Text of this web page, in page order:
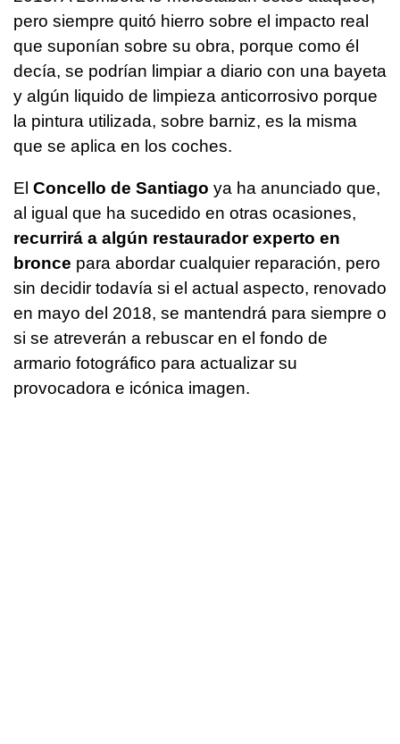
pero siempre quitó hierro sobre el impacto real
que suponían sobre su obra, porque como él
decía, se podrían limpiar a diario con una bayeta
y algún liquido de limpieza anticorrosivo porque
la pintura utilizada, sobre barniz, es la misma
que se aplica en los coches.
El Concello de Santiago ya ha anunciado que,
al igual que ha sucedido en otras ocasiones,
recurrirá a algún restaurador experto en
bronce para abordar cualquier reparación, pero
sin decidir todavía si el actual aspecto, renovado
en mayo del 2018, se mantendrá para siempre o
si se atreverán a rebuscar en el fondo de
armario fotográfico para actualizar su
provocadora e icónica imagen.